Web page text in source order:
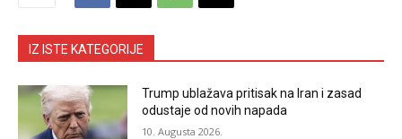
IZ ISTE KATEGORIJE
Trump ublažava pritisak na Iran i zasad
odustaje od novih napada
10. Augusta 2026.